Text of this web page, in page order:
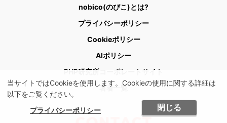
当サイトではCookieを使用します。Cookieの使用に関する詳細は
以下をご覧ください。
プライバシーポリシー
閉じる
nobico(のびこ)とは?
プライバシーポリシー
Cookieポリシー
AIポリシー
PHP研究所コーポレートサイト
著者一覧